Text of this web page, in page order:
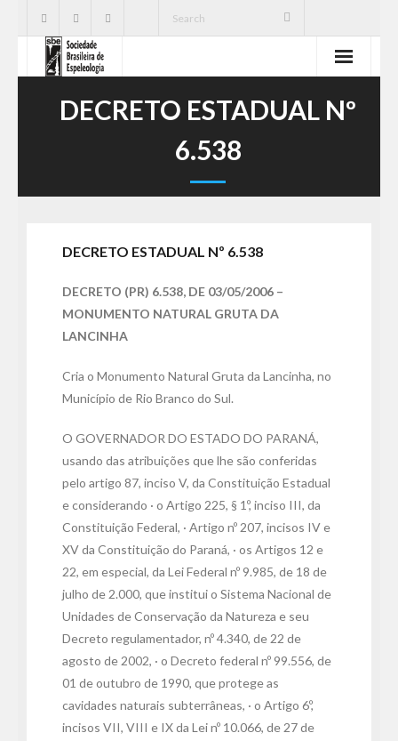
Ações
Serviços
CNC
DECRETO ESTADUAL Nº
6.538
DECRETO ESTADUAL Nº 6.538
DECRETO (PR) 6.538, DE 03/05/2006 –
MONUMENTO NATURAL GRUTA DA
LANCINHA
Cria o Monumento Natural Gruta da Lancinha, no
Município de Rio Branco do Sul.
O GOVERNADOR DO ESTADO DO PARANÁ,
usando das atribuições que lhe são conferidas
pelo artigo 87, inciso V, da Constituição Estadual
e considerando · o Artigo 225, § 1º, inciso III, da
Constituição Federal, · Artigo nº 207, incisos IV e
XV da Constituição do Paraná, · os Artigos 12 e
22, em especial, da Lei Federal nº 9.985, de 18 de
julho de 2.000, que institui o Sistema Nacional de
Unidades de Conservação da Natureza e seu
Decreto regulamentador, nº 4.340, de 22 de
agosto de 2002, · o Decreto federal nº 99.556, de
01 de outubro de 1990, que protege as
cavidades naturais subterrâneas, · o Artigo 6º,
incisos VII, VIII e IX da Lei nº 10.066, de 27 de